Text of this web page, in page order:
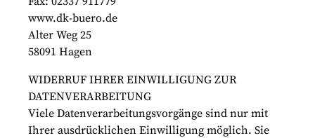
www.dk-buero.de
Alter Weg 25
58091 Hagen
WIDERRUF IHRER EINWILLIGUNG ZUR
DATENVERARBEITUNG
Viele Datenverarbeitungsvorgänge sind nur mit
Ihrer ausdrücklichen Einwilligung möglich. Sie